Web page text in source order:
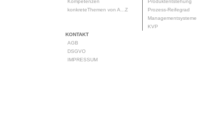
Kompetenzen
konkreteThemen von A...Z
Produktentstehung
Prozess-Reifegrad
Managementsysteme
KVP
KONTAKT
AGB
DSGVO
IMPRESSUM